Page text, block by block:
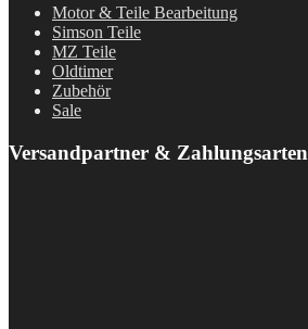
Motor & Teile Bearbeitung
Simson Teile
MZ Teile
Oldtimer
Zubehör
Sale
Versandpartner & Zahlungsarten